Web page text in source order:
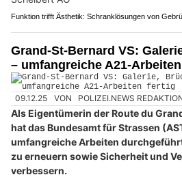
Funktion trifft Ästhetik: Schranklösungen von
Grand-St-Bernard VS:
– umfangreiche A21-
09.12.25 VON POLIZEI.NEWS
Als Eigentümerin der Route du
hat das Bundesamt für Strassen
umfangreiche Arbeiten
zu erneuern sowie Sicherheit und
verbessern.